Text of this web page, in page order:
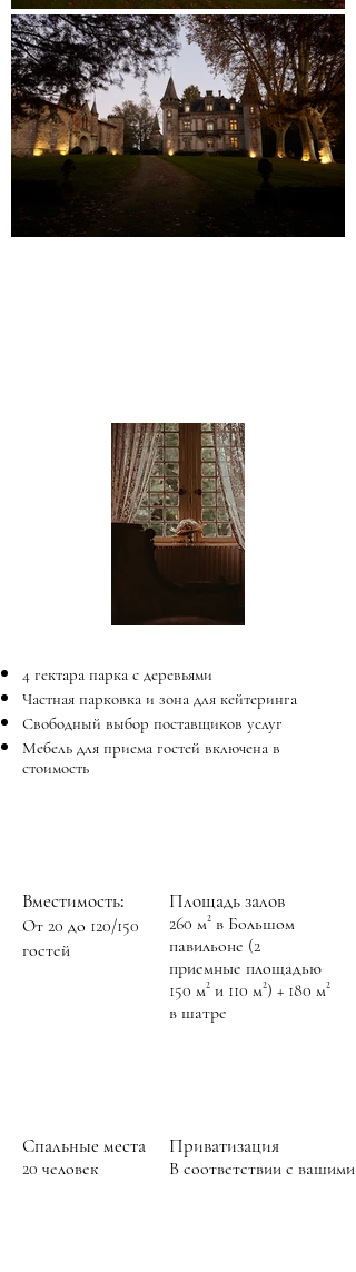
4 гектара парка с деревьями
Частная парковка и зона для кейтеринга
Свободный выбор поставщиков услуг
Мебель для приема гостей включена в
стоимость
Вместимость: Площадь залов
От 20 до 120/150
гостей
260 м² в Большом
павильоне (2
приемные площадью
150 м² и 110 м²) + 180 м²
в шатре
Спальные места Приватизация
20 человек В соответствии с вашими